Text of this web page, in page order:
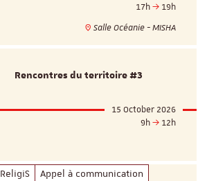
17h
19h
Salle Océanie - MISHA
Rencontres du territoire #3
15 October 2026
9h
12h
ReligiS Appel à communication